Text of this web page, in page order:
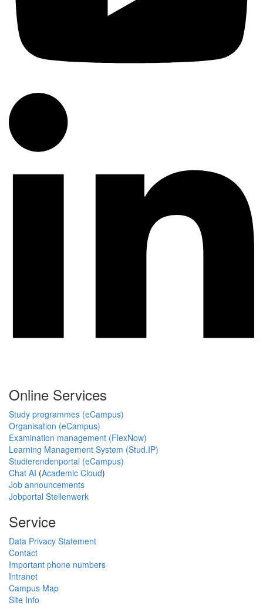
Online Services
Study programmes (eCampus)
Organisation (eCampus)
Examination management (FlexNow)
Learning Management System (Stud.IP)
Studierendenportal (eCampus)
Chat AI (Academic Cloud)
Job announcements
Jobportal Stellenwerk
Service
Data Privacy Statement
Contact
Important phone numbers
Intranet
Campus Map
Site Info